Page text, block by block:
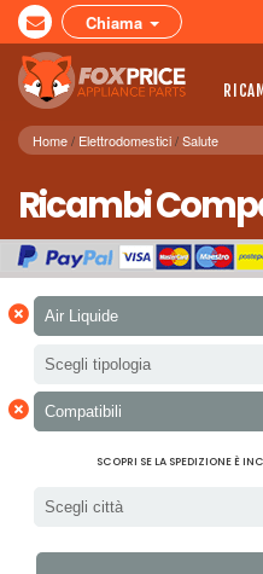
Chiama
Home Elettrodomestici Salute
Ricambi
× Air Liquide
Scegli tipologia
× Compatibili
SCOPRI SE LA SPEDIZIONE È
Scegli città